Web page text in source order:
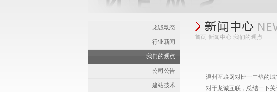
龙诚动态
行业新闻
我们的观点
公司公告
建站技术
首页-新闻中心-我们的观点
温州互联网对比一二线的
对于龙诚互联，总结一下关